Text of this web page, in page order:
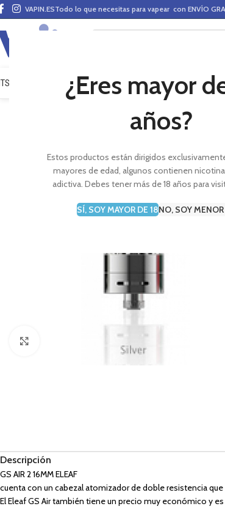
¿Eres mayor
años?
Estos productos están dirigidos
mayores de edad, algunos contienen
adictiva. Debes tener más de 18 años para
SÍ, SOY MAYOR DE 18NO, SOY MENOR
VAPIN.ESTodo lo que necesitas para vapear con ENVÍO
VAPEO MODS CLAROMIZADORES BASES Y AROMAS
Descripción
GS AIR 2 16MM ELEAF
cuenta con un cabezal atomizador de doble resistencia
El Eleaf GS Air también tiene un precio muy económico y